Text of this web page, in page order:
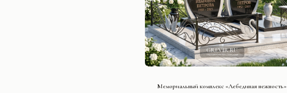
Мемориальный комплекс «Лебединая нежность»